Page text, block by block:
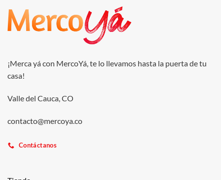
¡Merca yá con MercoYá, te lo llevamos hasta la puerta de tu
casa!
Valle del Cauca, CO
contacto@mercoya.co
Contáctanos